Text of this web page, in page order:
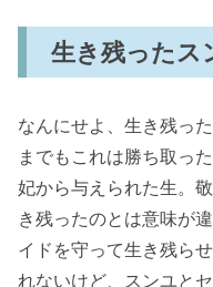
生き残ったス
なんにせよ、生き残っ
までもこれは勝ち取っ
妃から与えられた生。
き残ったのとは意味が
イドを守って生き残ら
れないけど、スンユと